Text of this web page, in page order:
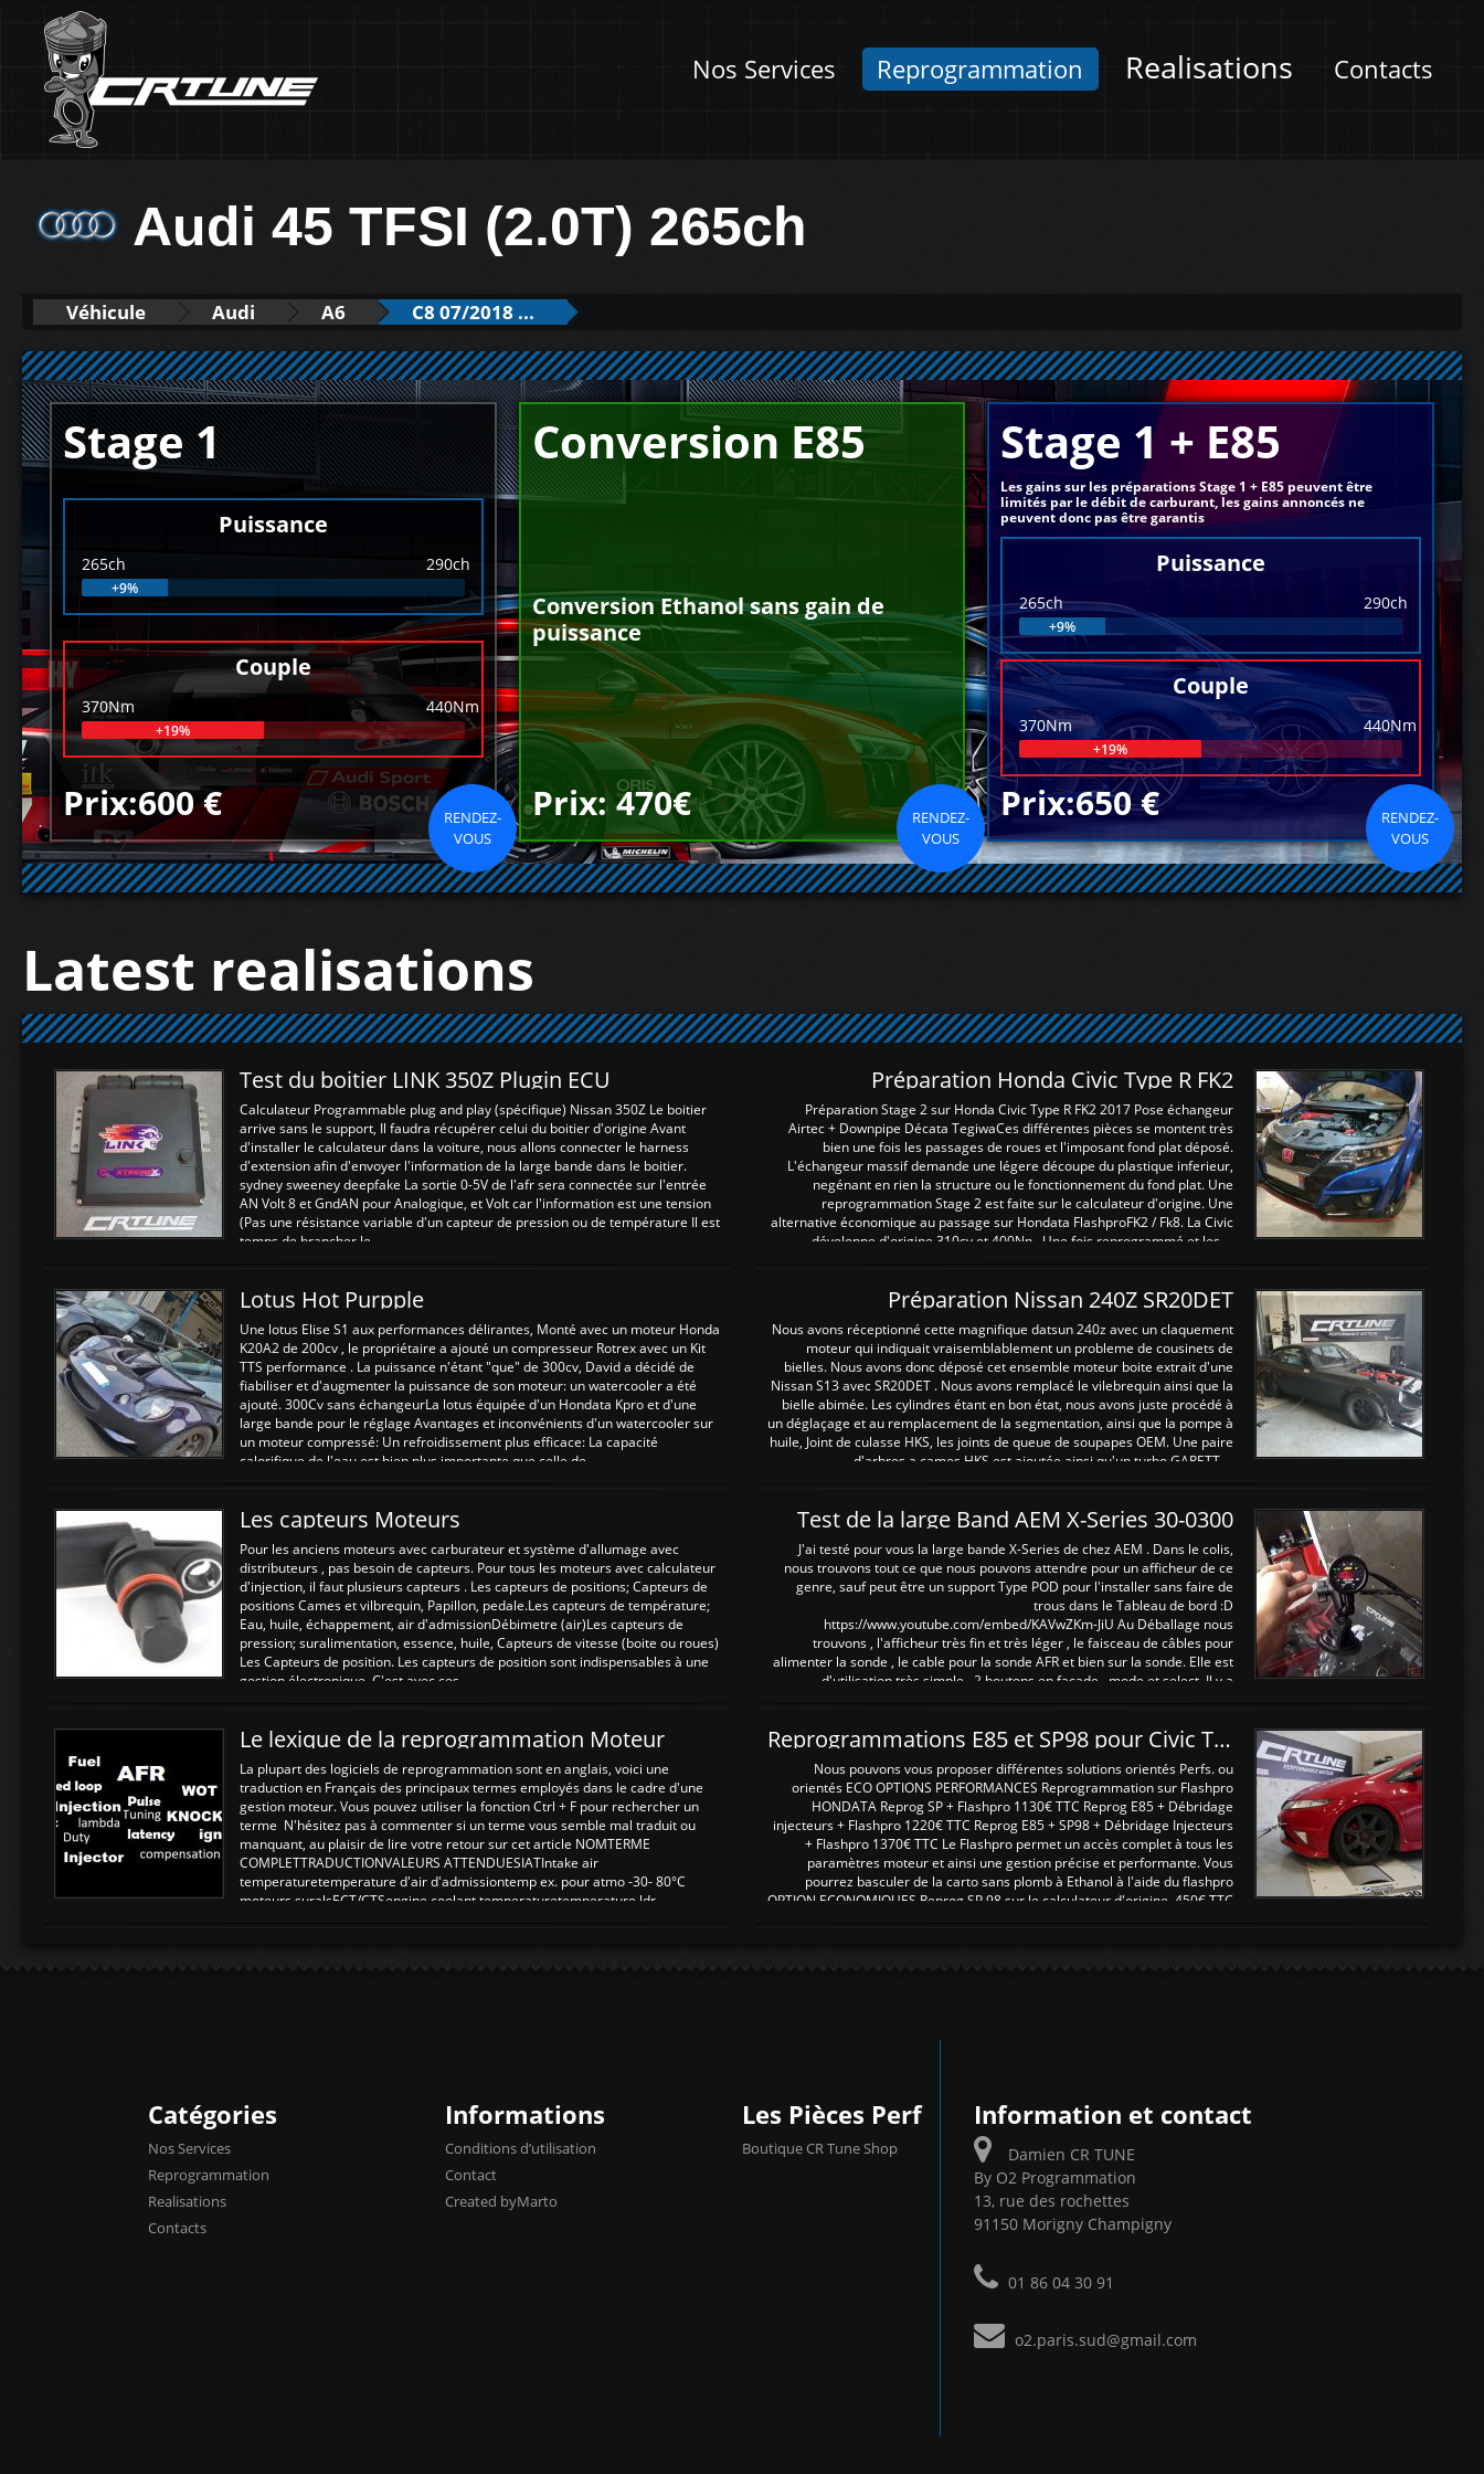
Nos Services Reprogrammation Realisations Contacts
Audi 45 TFSI (2.0T) 265ch
Véhicule Audi A6 C8 07/2018 ...
Stage 1
Puissance
265ch 290ch
+9%
Couple
370Nm 440Nm
+19%
Prix:600 €
RENDEZ-
VOUS
Conversion E85
Conversion Ethanol sans gain de
puissance
Prix: 470€
RENDEZ-
VOUS
Stage 1 + E85
Les gains sur les préparations Stage 1 + E85 peuvent être
limités par le débit de carburant, les gains annoncés ne
peuvent donc pas être garantis
Puissance
265ch 290ch
+9%
Couple
370Nm 440Nm
+19%
Prix:650 €
RENDEZ-
VOUS
Latest realisations
Test du boitier LINK 350Z Plugin ECU
Calculateur Programmable plug and play (spécifique) Nissan 350Z Le boitier
arrive sans le support, Il faudra récupérer celui du boitier d'origine Avant
d'installer le calculateur dans la voiture, nous allons connecter le harness
d'extension afin d'envoyer l'information de la large bande dans le boitier.
sydney sweeney deepfake La sortie 0-5V de l'afr sera connectée sur l'entrée
AN Volt 8 et GndAN pour Analogique, et Volt car l'information est une tension
(Pas une résistance variable d'un capteur de pression ou de température Il est
temps de brancher le ...
Préparation Honda Civic Type R FK2
Préparation Stage 2 sur Honda Civic Type R FK2 2017 Pose échangeur
Airtec + Downpipe Décata TegiwaCes différentes pièces se montent très
bien une fois les passages de roues et l'imposant fond plat déposé.
L'échangeur massif demande une légere découpe du plastique inferieur,
negénant en rien la structure ou le fonctionnement du fond plat. Une
reprogrammation Stage 2 est faite sur le calculateur d'origine. Une
alternative économique au passage sur Hondata FlashproFK2 / Fk8. La Civic
développe d'origine 310cv et 400Nn , Une fois reprogrammé et les ...
Lotus Hot Purpple
Une lotus Elise S1 aux performances délirantes, Monté avec un moteur Honda
K20A2 de 200cv , le propriétaire a ajouté un compresseur Rotrex avec un Kit
TTS performance . La puissance n'étant "que" de 300cv, David a décidé de
fiabiliser et d'augmenter la puissance de son moteur: un watercooler a été
ajouté. 300Cv sans échangeurLa lotus équipée d'un Hondata Kpro et d'une
large bande pour le réglage Avantages et inconvénients d'un watercooler sur
un moteur compressé: Un refroidissement plus efficace: La capacité
calorifique de l'eau est bien plus importante que celle de ...
Préparation Nissan 240Z SR20DET
Nous avons réceptionné cette magnifique datsun 240z avec un claquement
moteur qui indiquait vraisemblablement un probleme de cousinets de
bielles. Nous avons donc déposé cet ensemble moteur boite extrait d'une
Nissan S13 avec SR20DET . Nous avons remplacé le vilebrequin ainsi que la
bielle abimée. Les cylindres étant en bon état, nous avons juste procédé à
un déglaçage et au remplacement de la segmentation, ainsi que la pompe à
huile, Joint de culasse HKS, les joints de queue de soupapes OEM. Une paire
d'arbres a cames HKS est ajoutée ainsi qu'un turbo GARETT ...
Les capteurs Moteurs
Pour les anciens moteurs avec carburateur et système d'allumage avec
distributeurs , pas besoin de capteurs. Pour tous les moteurs avec calculateur
d'injection, il faut plusieurs capteurs . Les capteurs de positions; Capteurs de
positions Cames et vilbrequin, Papillon, pedale.Les capteurs de température;
Eau, huile, échappement, air d'admissionDébimetre (air)Les capteurs de
pression; suralimentation, essence, huile, Capteurs de vitesse (boite ou roues)
Les Capteurs de position. Les capteurs de position sont indispensables à une
gestion électronique. C'est avec ces ...
Test de la large Band AEM X-Series 30-0300
J'ai testé pour vous la large bande X-Series de chez AEM . Dans le colis,
nous trouvons tout ce que nous pouvons attendre pour un afficheur de ce
genre, sauf peut être un support Type POD pour l'installer sans faire de
trous dans le Tableau de bord :D
https://www.youtube.com/embed/KAVwZKm-JiU Au Déballage nous
trouvons , l'afficheur très fin et très léger , le faisceau de câbles pour
alimenter la sonde , le cable pour la sonde AFR et bien sur la sonde. Elle est
d'utilisation très simple , 2 boutons en façade , mode et select. Il y a
Le lexique de la reprogrammation Moteur
La plupart des logiciels de reprogrammation sont en anglais, voici une
traduction en Français des principaux termes employés dans le cadre d'une
gestion moteur. Vous pouvez utiliser la fonction Ctrl + F pour rechercher un
terme N'hésitez pas à commenter si un terme vous semble mal traduit ou
manquant, au plaisir de lire votre retour sur cet article NOMTERME
COMPLETTRADUCTIONVALEURS ATTENDUESIATIntake air
temperaturetemperature d'air d'admissiontemp ex. pour atmo -30- 80°C
moteurs suralsECT/CTSengine coolant temperaturetemperature ldr
Reprogrammations E85 et SP98 pour Civic Type R FN2
Nous pouvons vous proposer différentes solutions orientés Perfs. ou
orientés ECO OPTIONS PERFORMANCES Reprogrammation sur Flashpro
HONDATA Reprog SP + Flashpro 1130€ TTC Reprog E85 + Débridage
injecteurs + Flashpro 1220€ TTC Reprog E85 + SP98 + Débridage Injecteurs
+ Flashpro 1370€ TTC Le Flashpro permet un accès complet à tous les
paramètres moteur et ainsi une gestion précise et performante. Vous
pourrez basculer de la carto sans plomb à Ethanol à l'aide du flashpro
OPTION ECONOMIQUES Reprog SP 98 sur le calculateur d'origine 450€ TTC
Catégories
Nos Services
Reprogrammation
Realisations
Contacts
Informations
Conditions d’utilisation
Contact
Created byMarto
Les Pièces Perf
Boutique CR Tune Shop
Information et contact
Damien CR TUNE
By O2 Programmation
13, rue des rochettes
91150 Morigny Champigny
01 86 04 30 91
o2.paris.sud@gmail.com